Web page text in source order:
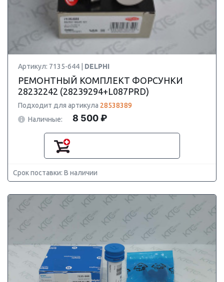
Артикул: 7135-644 | DELPHI
РЕМОНТНЫЙ КОМПЛЕКТ ФОРСУНКИ
28232242 (28239294+L087PRD)
Подходит для артикула 28538389
Наличные:
8 500 ₽
Срок поставки: В наличии